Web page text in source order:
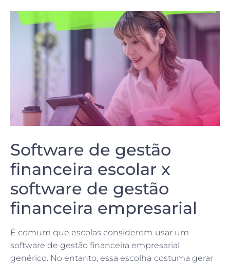
Software de gestão
financeira escolar x
software de gestão
financeira empresarial
É comum que escolas considerem usar um
software de gestão financeira empresarial
genérico. No entanto, essa escolha costuma gerar